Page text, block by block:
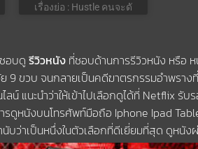
เรื่องย่อ : Hustle คนจะดั
อบดู รีวิวหนัง ที่ชอบด้านการรีวิวหนัง หรือ
9 ขวบ จนกลายเป็นคดีฆาตรกรรมอำพราง
ลน์ แนะนำว่าให้เข้าไปเลือกดูได้ที่ Netflix รับ
รดูหนังบนโทรศัพท์มือถือ Iphone Ipad
บว่าเป็นหนึ่งในตัวเลือกที่ดีเยี่ยมที่สุด ดูหนั